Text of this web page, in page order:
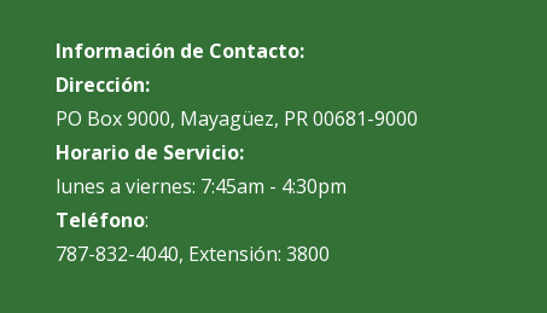
Información de Contacto:
Dirección:
PO Box 9000, Mayagüez, PR 00681-9000
Horario de Servicio:
lunes a viernes: 7:45am - 4:30pm
Teléfono:
787-832-4040, Extensión: 3800